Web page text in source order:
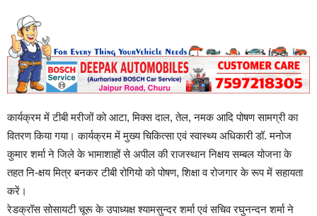
कार्यक्रम में टीबी मरीजों को आटा, मिक्स दाल, तेल, नमक आदि पोषण सामग्री का
वितरण किया गया। कार्यक्रम में मुख्य चिकित्सा एवं स्वास्थ्य अधिकारी डॉ. मनोज
कुमार शर्मा ने जिले के भामाशाहों से अपील की राजस्थान निक्षय सम्बल योजना के
तहत नि-क्षय मित्र बनकर टीबी रोगियो को पोषण, शिक्षा व रोजगार के रूप में सहायता
करें।
रेडक्रॉस सोसायटी चूरू के उपाध्यक्ष श्यामसुन्दर शर्मा एवं सचिव रघुनन्दन शर्मा ने